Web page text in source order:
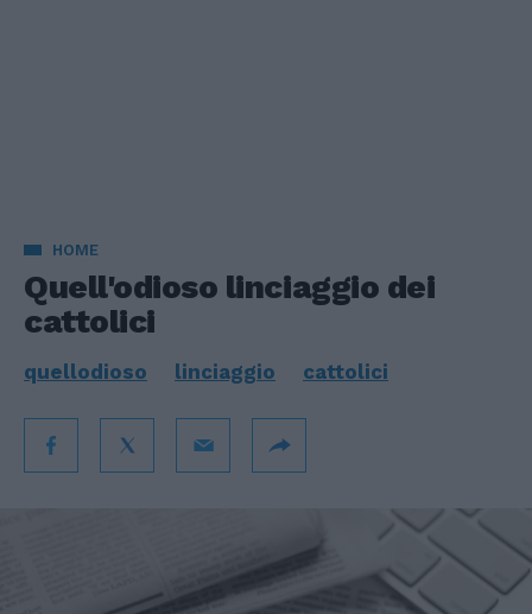
HOME
Quell'odioso linciaggio dei
cattolici
quellodioso linciaggio cattolici